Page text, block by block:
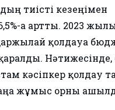
тиісті кезеңімен
ға артты. 2023
қолдауға
Нәтижесінде,
кәсіпкер қолдау
жұмыс орны